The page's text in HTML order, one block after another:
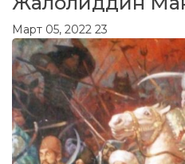
Март 05, 2022 23